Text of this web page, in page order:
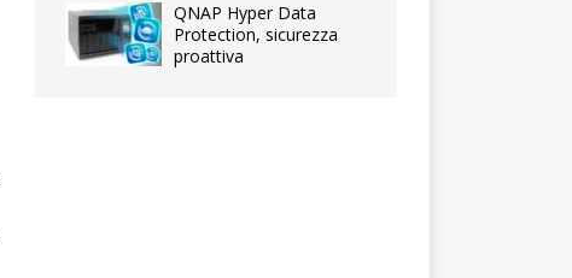
QNAP Hyper Data
Protection, sicurezza
proattiva